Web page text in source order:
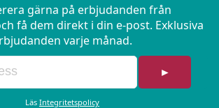
& remouladsås
pommes & aioli
gärna på erbjudanden från
få dem direkt i din e-post. Exklusiva
varje månad.
►
Läs Integritetspolicy